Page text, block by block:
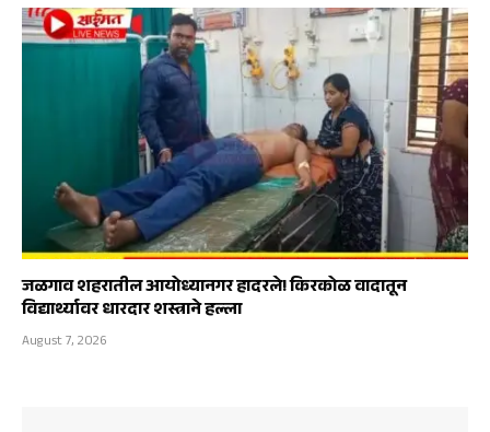
जळगाव शहरातील आयोध्यानगर हादरले! किरकोळ वादातून
विद्यार्थ्यावर धारदार शस्त्राने हल्ला
August 7, 2026